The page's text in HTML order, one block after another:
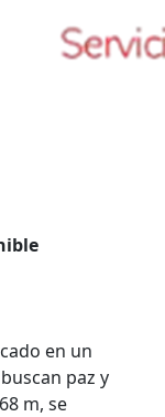
en un
paz y
m, se